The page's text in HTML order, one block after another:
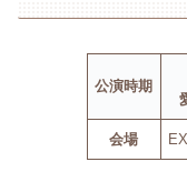
公演時期
会場